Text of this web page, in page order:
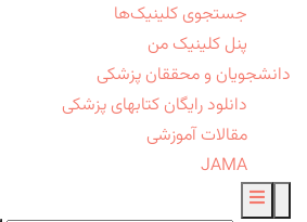
جستجوی کلینیک‌ها
پنل کلینیک من
دانشجویان و محققان پزشکی
دانلود رایگان کتابهای پزشکی
مقالات آموزشی
JAMA